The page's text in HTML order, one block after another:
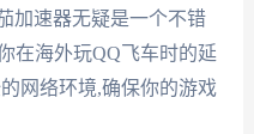
加速器无疑是一个不错
在海外玩QQ飞车时的延
网络环境,确保你的游戏